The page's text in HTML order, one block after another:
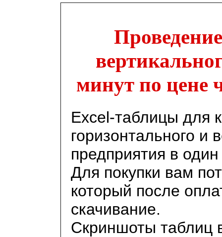
минут по цене
Excel-таблицы для
горизонтального и
предприятия в один
Для покупки вам
который после
скачивание.
Скриншоты таблиц